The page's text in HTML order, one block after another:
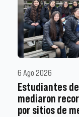
6 Ago 2026
Estudiantes
mediaron
por sitios de